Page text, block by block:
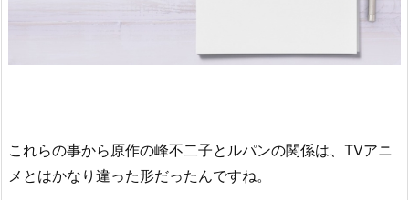
これらの事から原作の峰不二子とルパンの関係は、TVアニ
メとはかなり違った形だったんですね。